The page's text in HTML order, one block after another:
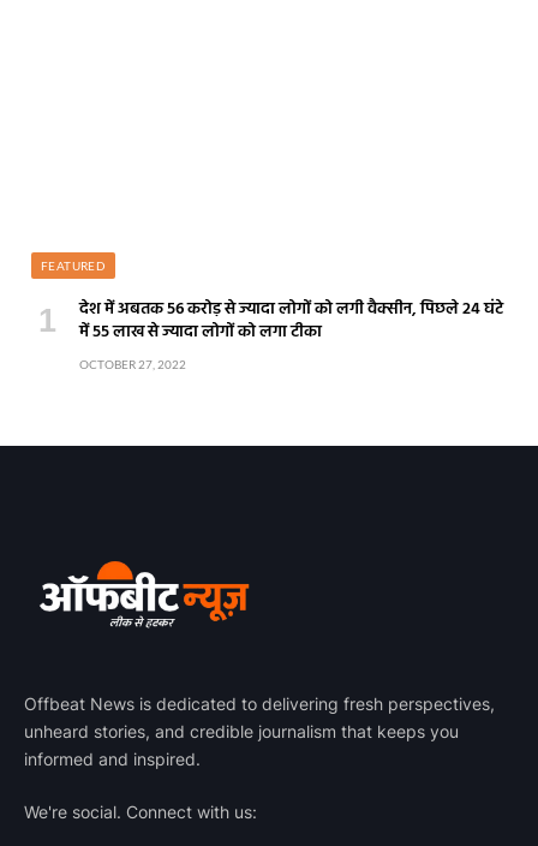
FEATURED
देश में अबतक 56 करोड़ से ज्यादा लोगों को लगी वैक्सीन, पिछले 24 घंटे
में 55 लाख से ज्यादा लोगों को लगा टीका
OCTOBER 27, 2022
Offbeat News is dedicated to delivering fresh perspectives,
unheard stories, and credible journalism that keeps you
informed and inspired.
We're social. Connect with us: